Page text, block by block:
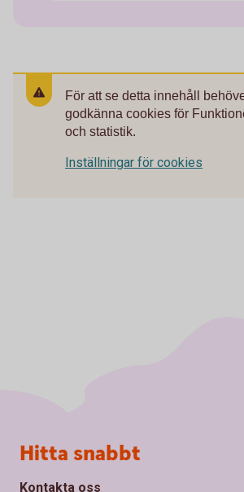
För att se detta innehåll
godkänna cookies för
och statistik.
Inställningar för cookies
Sidfot
Hitta snabbt
Kontakta oss